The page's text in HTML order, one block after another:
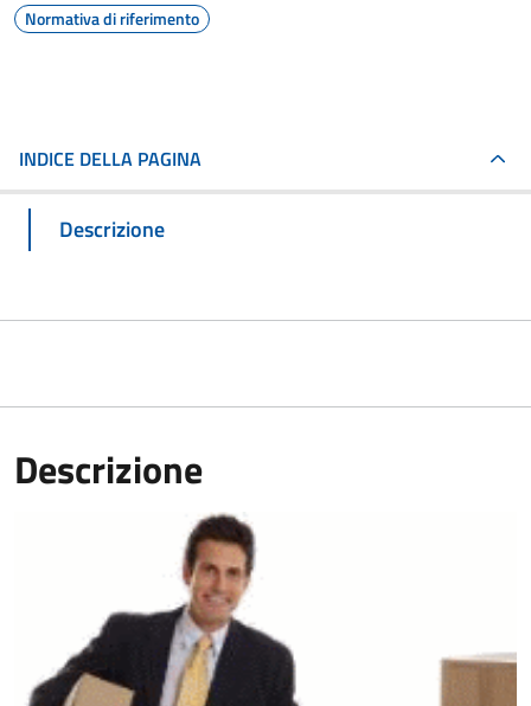
Normativa di riferimento
INDICE DELLA PAGINA
Descrizione
Descrizione